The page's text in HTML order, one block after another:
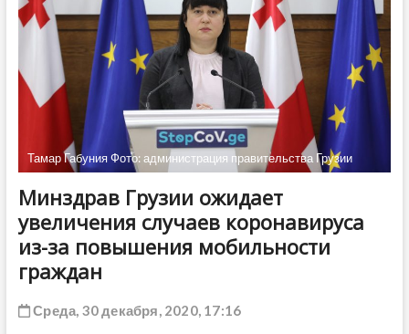
Тамар Габуния Фото: администрация правительства Грузии
Минздрав Грузии ожидает
увеличения случаев коронавируса
из-за повышения мобильности
граждан
Среда, 30 декабря, 2020, 17:16